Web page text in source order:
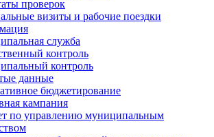
проверок
визиты и рабочие поездки
служба
контроль
контроль
данные
бюджетирование
кампания
по управлению муниципальным